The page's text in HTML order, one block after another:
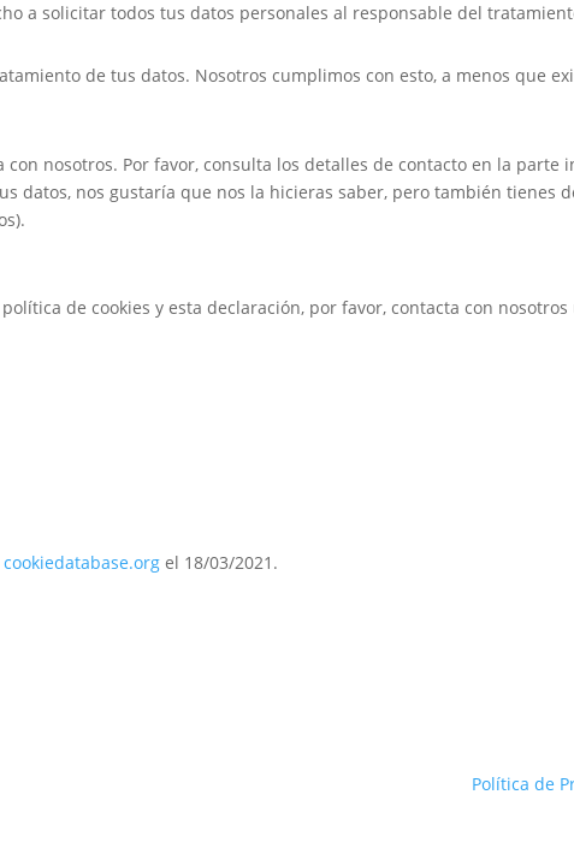
a solicitar todos tus datos personales al responsable del
de tus datos. Nosotros cumplimos con esto, a menos que
nosotros. Por favor, consulta los detalles de contacto en la parte
datos, nos gustaría que nos la hicieras saber, pero también tienes
de cookies y esta declaración, por favor, contacta con
cookiedatabase.org el 18/03/2021.
Política de